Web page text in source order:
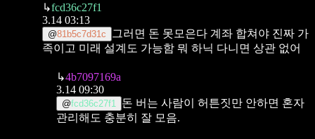
↳fcd36c27f1
3.14 03:13
@81b5c7d31c 그러면 돈 못모은다 계좌 합쳐야 진짜 가
족이고 미래 설계도 가능함 뭐 하닉 다니면 상관 없어
↳4b7097169a
3.14 09:30
@fcd36c27f1
돈 버는 사람이 허튼짓만 안하면 혼자
관리해도 충분히 잘 모음.